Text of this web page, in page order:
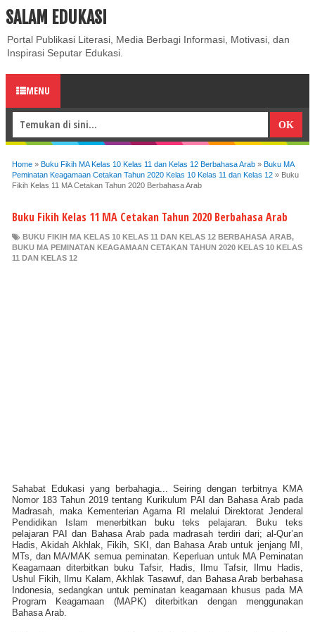
ABOUT CONTACT US
SALAM EDUKASI
Portal Publikasi Literasi, Media Berbagi Informasi, Motivasi, dan
Inspirasi Seputar Edukasi.
MENU
Home » Buku Fikih MA Kelas 10 Kelas 11 dan Kelas 12 Berbahasa Arab » Buku MA
Peminatan Keagamaan Cetakan Tahun 2020 Kelas 10 Kelas 11 dan Kelas 12 » Buku
Fikih Kelas 11 MA Cetakan Tahun 2020 Berbahasa Arab
Buku Fikih Kelas 11 MA Cetakan Tahun 2020 Berbahasa Arab
BUKU FIKIH MA KELAS 10 KELAS 11 DAN KELAS 12 BERBAHASA ARAB,
BUKU MA PEMINATAN KEAGAMAAN CETAKAN TAHUN 2020 KELAS 10 KELAS
11 DAN KELAS 12
Sahabat Edukasi yang berbahagia...
Seiring dengan terbitnya KMA
Nomor 183 Tahun 2019 tentang Kurikulum PAI dan Bahasa Arab pada
Madrasah, maka Kementerian Agama RI melalui Direktorat Jenderal
Pendidikan Islam menerbitkan buku teks pelajaran. Buku teks
pelajaran PAI dan Bahasa Arab pada madrasah terdiri dari; al-Qur’an
Hadis, Akidah Akhlak, Fikih, SKI, dan Bahasa Arab untuk jenjang MI,
MTs, dan MA/MAK semua peminatan. Keperluan untuk MA Peminatan
Keagamaan diterbitkan buku Tafsir, Hadis, Ilmu Tafsir, Ilmu Hadis,
Ushul Fikih, Ilmu Kalam, Akhlak Tasawuf, dan Bahasa Arab berbahasa
Indonesia, sedangkan untuk peminatan keagamaan khusus pada MA
Program Keagamaan (MAPK) diterbitkan dengan menggunakan
Bahasa Arab.